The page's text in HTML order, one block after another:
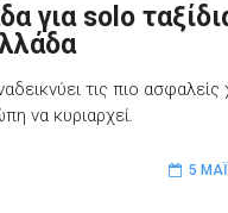
για solo
τις πιο
να κυριαρχεί.
5